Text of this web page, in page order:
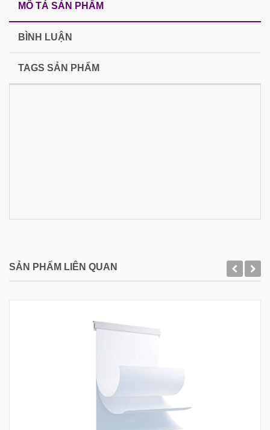
MÔ TẢ SẢN PHẨM
BÌNH LUẬN
TAGS SẢN PHẨM
SẢN PHẨM LIÊN QUAN